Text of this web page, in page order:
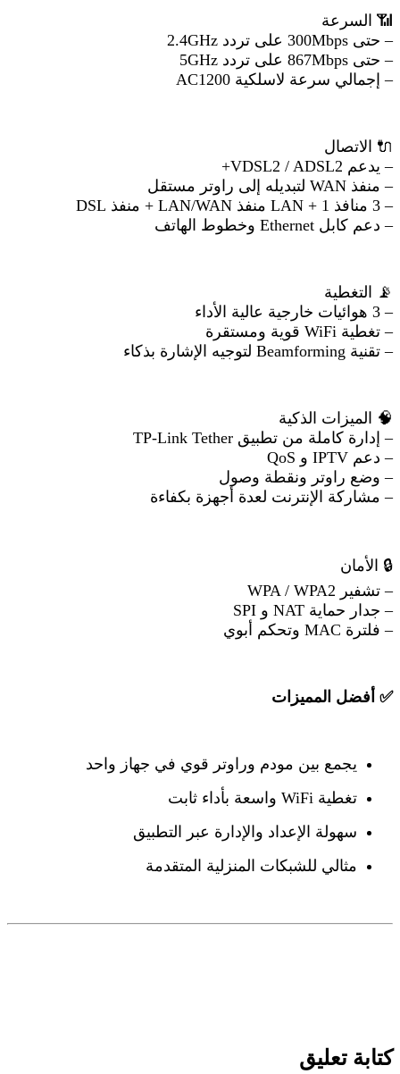
📶 السرعة
– حتى 300Mbps على تردد 2.4GHz
– حتى 867Mbps على تردد 5GHz
– إجمالي سرعة لاسلكية AC1200
🔌 الاتصال
– يدعم VDSL2 / ADSL2+
– منفذ WAN لتبديله إلى راوتر مستقل
– 3 منافذ LAN + 1 منفذ LAN/WAN + منفذ DSL
– دعم كابل Ethernet وخطوط الهاتف
📡
التغطية
– 3 هوائيات خارجية عالية الأداء
– تغطية WiFi قوية ومستقرة
– تقنية Beamforming لتوجيه الإشارة بذكاء
🧠
الميزات الذكية
– إدارة كاملة من تطبيق TP-Link Tether
– دعم IPTV و QoS
– وضع راوتر ونقطة وصول
– مشاركة الإنترنت لعدة أجهزة بكفاءة
🔒 الأمان
– تشفير WPA / WPA2
– جدار حماية NAT و SPI
– فلترة MAC وتحكم أبوي
✅ أفضل المميزات
يجمع بين مودم وراوتر قوي في جهاز واحد
تغطية WiFi واسعة بأداء ثابت
سهولة الإعداد والإدارة عبر التطبيق
مثالي للشبكات المنزلية المتقدمة
كتابة تعليق